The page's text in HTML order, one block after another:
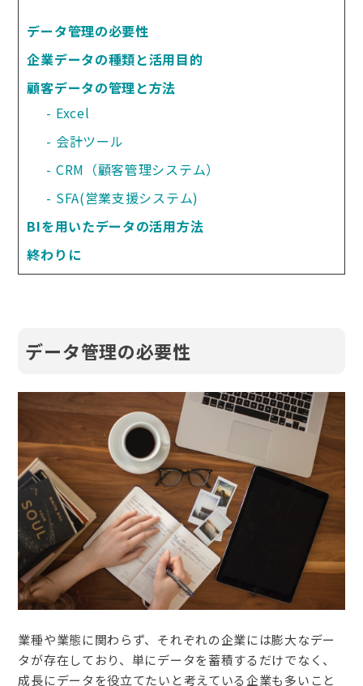
データ管理の必要性
企業データの種類と活用目的
顧客データの管理と方法
Excel
会計ツール
CRM（顧客管理システム）
SFA(営業支援システム)
BIを用いたデータの活用方法
終わりに
データ管理の必要性
業種や業態に関わらず、それぞれの企業には膨大なデー
タが存在しており、単にデータを蓄積するだけでなく、
成長にデータを役立てたいと考えている企業も多いこと